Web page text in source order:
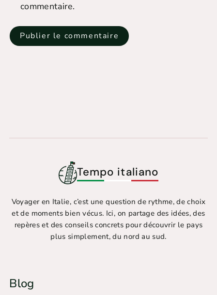
commentaire.
Tempo italiano
Voyager en Italie, c’est une question de rythme, de choix
et de moments bien vécus. Ici, on partage des idées, des
repères et des conseils concrets pour découvrir le pays
plus simplement, du nord au sud.
Blog